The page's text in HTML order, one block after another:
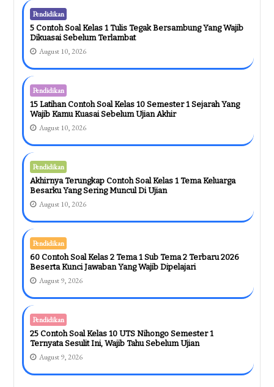
Pendidikan
5 Contoh Soal Kelas 1 Tulis Tegak Bersambung Yang Wajib
Dikuasai Sebelum Terlambat
August 10, 2026
Pendidikan
15 Latihan Contoh Soal Kelas 10 Semester 1 Sejarah Yang
Wajib Kamu Kuasai Sebelum Ujian Akhir
August 10, 2026
Pendidikan
Akhirnya Terungkap Contoh Soal Kelas 1 Tema Keluarga
Besarku Yang Sering Muncul Di Ujian
August 10, 2026
Pendidikan
60 Contoh Soal Kelas 2 Tema 1 Sub Tema 2 Terbaru 2026
Beserta Kunci Jawaban Yang Wajib Dipelajari
August 9, 2026
Pendidikan
25 Contoh Soal Kelas 10 UTS Nihongo Semester 1
Ternyata Sesulit Ini, Wajib Tahu Sebelum Ujian
August 9, 2026